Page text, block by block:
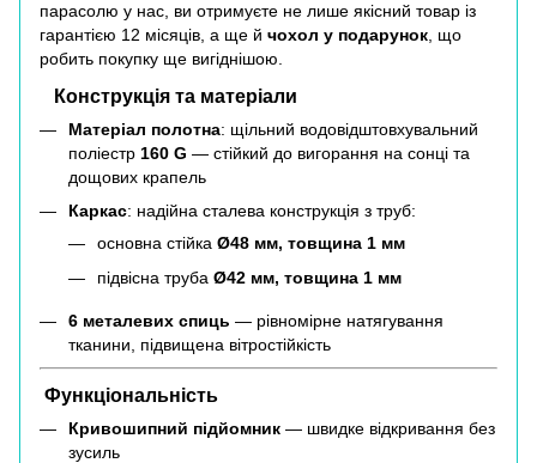
парасолю у нас, ви отримуєте не лише якісний товар із
гарантією 12 місяців, а ще й чохол у подарунок , що
робить покупку ще вигіднішою.
Конструкція та матеріали
Матеріал полотна: щільний водовідштовхувальний
поліестр 160 G — стійкий до вигорання на сонці та
дощових крапель
Каркас: надійна сталева конструкція з труб:
основна стійка Ø48 мм, товщина 1 мм
підвісна труба Ø42 мм, товщина 1 мм
6 металевих спиць — рівномірне натягування
тканини, підвищена вітростійкість
Функціональність
Кривошипний підйомник — швидке відкривання без
зусиль